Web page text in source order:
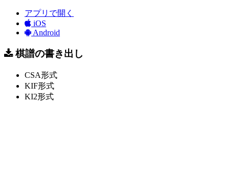
アプリで開く
iOS
Android
棋譜の書き出し
CSA形式
KIF形式
KI2形式